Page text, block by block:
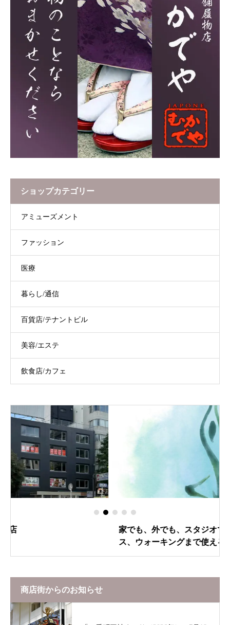
ショップカテゴリー
アミューズメント
ファッション
医療
暮らし/通信
百貨店/テナントビル
美容/エステ
飲食店/カフェ
家でも、外でも、スタジオでも。ヨガ、ピラティ
ス、ウォーキングまで使える「JINS YOGA FIT」
発売！
商店街からのお知らせ